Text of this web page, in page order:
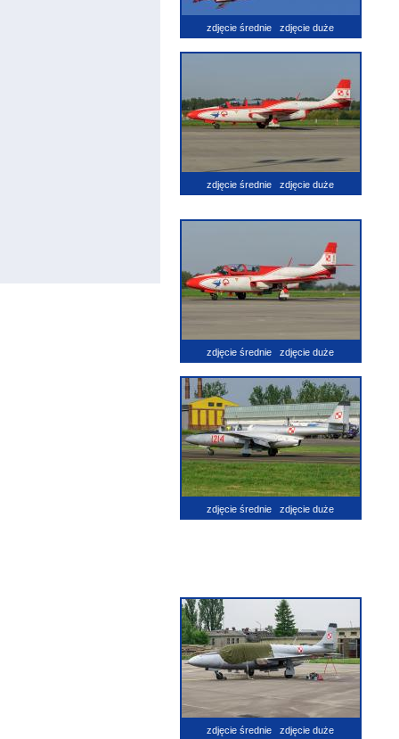
zdjęcie średnie zdjęcie duże
zdjęcie średnie zdjęcie duże
zdjęcie średnie zdjęcie duże
zdjęcie średnie zdjęcie duże
zdjęcie średnie zdjęcie duże